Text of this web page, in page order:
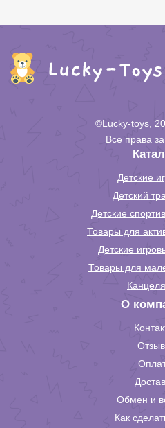
©Lucky-toys,
Все права
Детские
Детский
Детские
Товары для
Детские
Товары для
О
Обмен и
Как